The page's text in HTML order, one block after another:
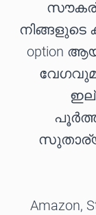
നിങ്ങളുടെ
option
Amazon,